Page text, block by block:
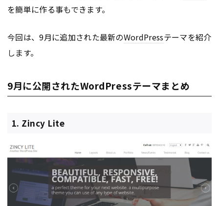
を簡単に作る事もできます。
今回は、9月に追加された最新のWordPressテーマを紹介
します。
9月に公開されたWordPressテーマまとめ
1. Zincy Lite